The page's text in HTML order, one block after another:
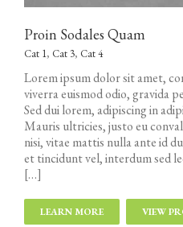
Proin Sodales Quam
Cat 1, Cat 3, Cat 4
Lorem ipsum dolor sit amet,
viverra euismod odio, gravida
Sed dui lorem, adipiscing in
Mauris ultricies, justo eu
nisi, vitae mattis nulla ante id
et tincidunt vel, interdum sed
[…]
LEARN MORE VIEW